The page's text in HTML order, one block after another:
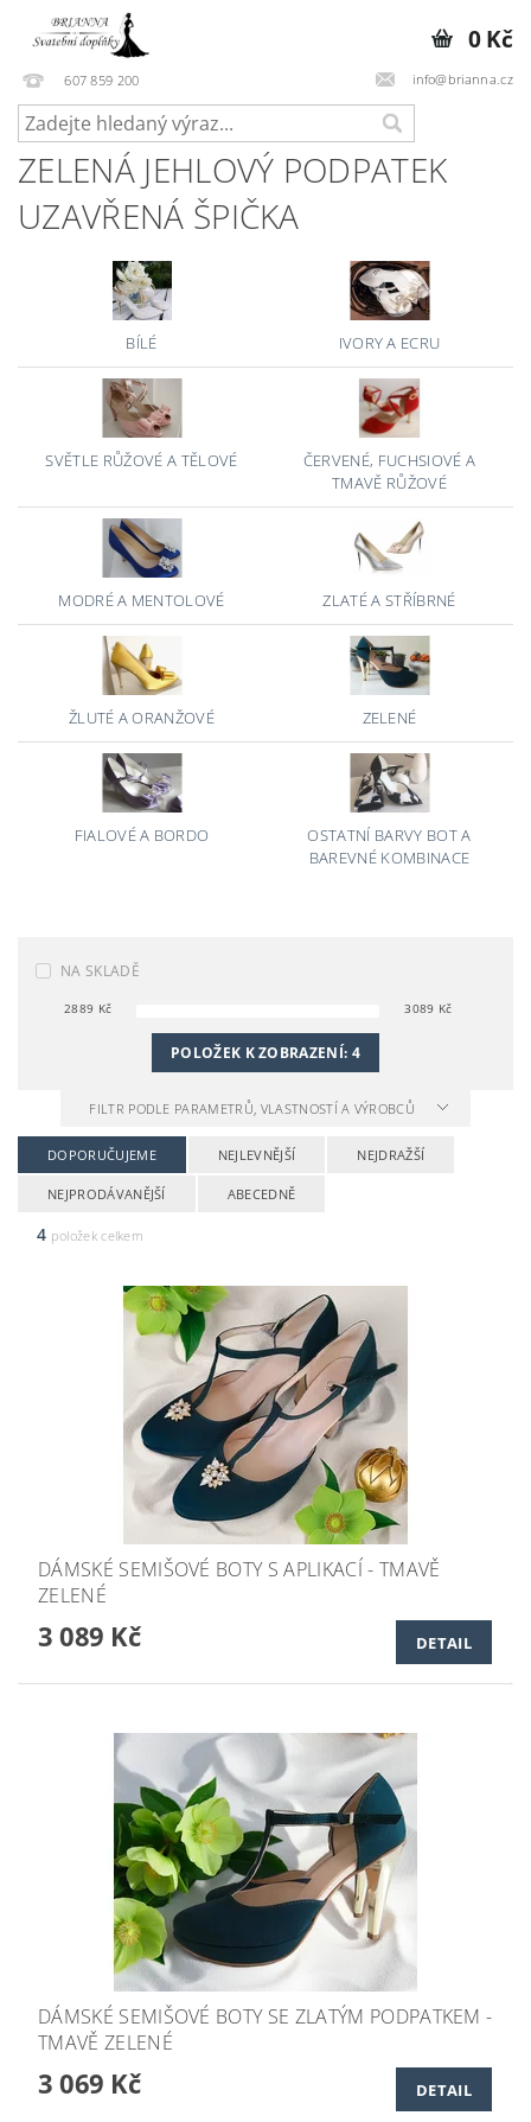
607 859 200 info@brianna.cz
0 Kč
ZELENÁ JEHLOVÝ PODPATEK
UZAVŘENÁ ŠPIČKA
BÍLÉ IVORY A ECRU
SVĚTLE RŮŽOVÉ A TĚLOVÉ
ČERVENÉ, FUCHSIOVÉ A
TMAVĚ RŮŽOVÉ
MODRÉ A MENTOLOVÉ ZLATÉ A STŘÍBRNÉ
ŽLUTÉ A ORANŽOVÉ ZELENÉ
FIALOVÉ A BORDO
OSTATNÍ BARVY BOT A
BAREVNÉ KOMBINACE
NA SKLADĚ
2889 Kč 3089 Kč
POLOŽEK K ZOBRAZENÍ: 4
FILTR PODLE PARAMETRŮ, VLASTNOSTÍ A VÝROBCŮ
DOPORUČUJEME NEJLEVNĚJŠÍ NEJDRAŽŠÍ
NEJPRODÁVANĚJŠÍ ABECEDNĚ
4 položek celkem
DÁMSKÉ SEMIŠOVÉ BOTY S APLIKACÍ - TMAVĚ
ZELENÉ
3 089 Kč DETAIL
DÁMSKÉ SEMIŠOVÉ BOTY SE ZLATÝM PODPATKEM -
TMAVĚ ZELENÉ
3 069 Kč DETAIL